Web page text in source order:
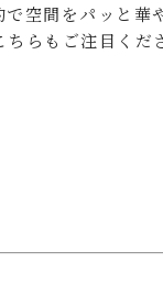
空間をパッと華
らもご注目くだ